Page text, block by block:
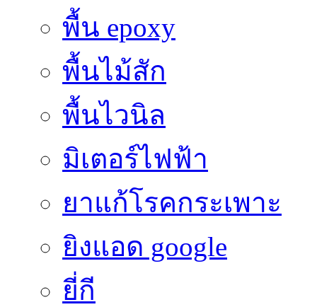
พื้น epoxy
พื้นไม้สัก
พื้นไวนิล
มิเตอร์ไฟฟ้า
ยาแก้โรคกระเพาะ
ยิงแอด google
ยี่กี